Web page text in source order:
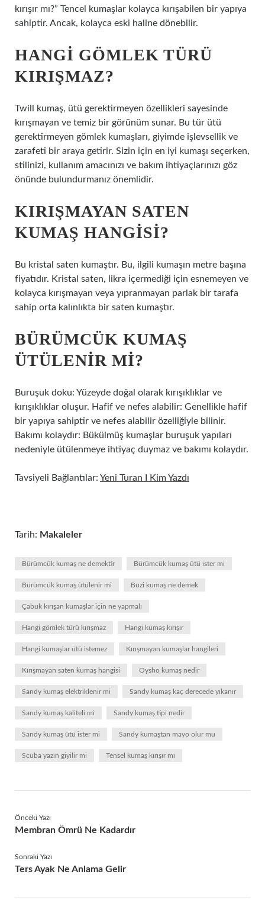
kırışır mı?” Tencel kumaşlar kolayca kırışabilen bir yapıya
sahiptir. Ancak, kolayca eski haline dönebilir.
HANGI GÖMLEK TÜRÜ
KIRIŞMAZ?
Twill kumaş, ütü gerektirmeyen özellikleri sayesinde
kırışmayan ve temiz bir görünüm sunar. Bu tür ütü
gerektirmeyen gömlek kumaşları, giyimde işlevsellik ve
zarafeti bir araya getirir. Sizin için en iyi kumaşı seçerken,
stilinizi, kullanım amacınızı ve bakım ihtiyaçlarınızı göz
önünde bulundurmanız önemlidir.
KIRIŞMAYAN SATEN
KUMAŞ HANGISI?
Bu kristal saten kumaştır. Bu, ilgili kumaşın metre başına
fiyatıdır. Kristal saten, likra içermediği için esnemeyen ve
kolayca kırışmayan veya yıpranmayan parlak bir tarafa
sahip orta kalınlıkta bir saten kumaştır.
BÜRÜMCÜK KUMAŞ
ÜTÜLENIR MI?
Buruşuk doku: Yüzeyde doğal olarak kırışıklıklar ve
kırışıklıklar oluşur. Hafif ve nefes alabilir: Genellikle hafif
bir yapıya sahiptir ve nefes alabilir özelliğiyle bilinir.
Bakımı kolaydır: Bükülmüş kumaşlar buruşuk yapıları
nedeniyle ütülenmeye ihtiyaç duymaz ve bakımı kolaydır.
Tavsiyeli Bağlantılar: Yeni Turan I Kim Yazdı
Tarih: Makaleler
Bürümcük kumaş ne demektir Bürümcük kumaş ütü ister mi
Bürümcük kumaş ütülenir mi Buzi kumaş ne demek
Çabuk kırışan kumaşlar için ne yapmalı
Hangi gömlek türü kırışmaz Hangi kumaş kırışır
Hangi kumaşlar ütü istemez Kırışmayan kumaşlar hangileri
Kırışmayan saten kumaş hangisi Oysho kumaş nedir
Sandy kumaş elektriklenir mi Sandy kumaş kaç derecede yıkanır
Sandy kumaş kaliteli mi Sandy kumaş tipi nedir
Sandy kumaş ütü ister mi Sandy kumaştan mayo olur mu
Scuba yazın giyilir mi Tensel kumaş kırışır mı
Önceki Yazı
Membran Ömrü Ne Kadardır
Sonraki Yazı
Ters Ayak Ne Anlama Gelir